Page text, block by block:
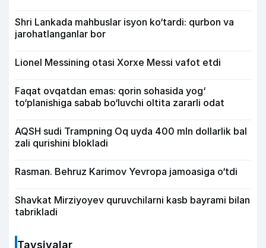
Shri Lankada mahbuslar isyon ko‘tardi: qurbon va
jarohatlanganlar bor
Lionel Messining otasi Xorxe Messi vafot etdi
Faqat ovqatdan emas: qorin sohasida yog‘
to‘planishiga sabab bo‘luvchi oltita zararli odat
AQSH sudi Trampning Oq uyda 400 mln dollarlik bal
zali qurishini blokladi
Rasman. Behruz Karimov Yevropa jamoasiga o‘tdi
Shavkat Mirziyoyev quruvchilarni kasb bayrami bilan
tabrikladi
Tavsiyalar